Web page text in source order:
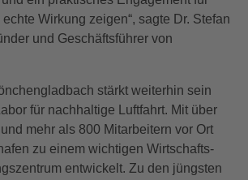
Wirkung zeigen“, sagte Dr. Stefan
und Geschäftsführer von
stärkt weiterhin sein
für nachhaltige Luftfahrt. Mit über
mehr als 800 Mitarbeitern vor Ort
zu einem wichtigen Wirtschafts-
entwickelt. Zu den jüngsten